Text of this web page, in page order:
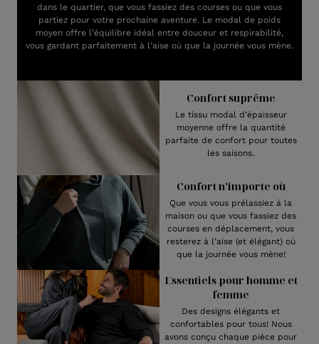
dans le quartier, que vous fassiez des courses ou que vous
partiez pour votre prochaine aventure. Le modal de poids
moyen offre l’équilibre idéal entre douceur et respirabilité,
vous gardant parfaitement à l’aise où que la journée vous mène.
Confort suprême
Le tissu modal d’épaisseur
moyenne offre la quantité
parfaite de confort pour toutes
les saisons.
Confort n’importe où
Que vous vous prélassiez à la
maison ou que vous fassiez des
courses en déplacement, vous
resterez à l’aise (et élégant) où
que la journée vous mène!
Essentiels pour homme et
femme
Des designs élégants et
confortables pour tous! Nous
avons conçu chaque pièce pour